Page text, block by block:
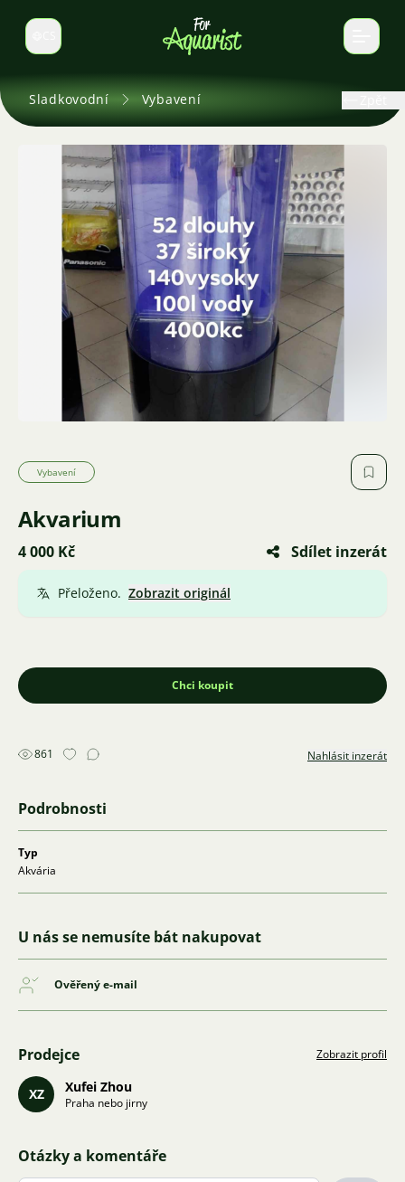
Select language
Sladkovodní Vybavení
Vybavení
Akvarium
4 000 Kč Sdílet inzerát
Přeloženo. Zobrazit originál
Chci koupit
861 Nahlásit inzerát
Podrobnosti
Typ
Akvária
U nás se nemusíte bát nakupovat
Ověřený e-mail
Prodejce Zobrazit profil
XZ Xufei Zhou
Praha nebo jirny
Otázky a komentáře